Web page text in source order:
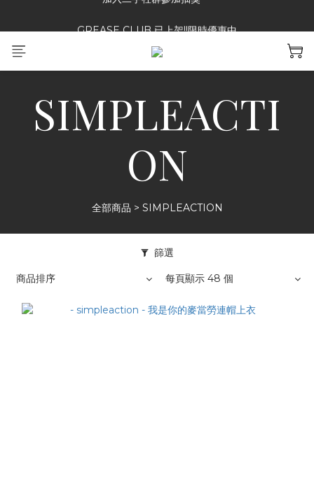
加入二手社群參加抽獎~~
SIMPLEACTI
ON
全部商品 > SIMPLEACTION
篩選
商品排序 每頁顯示 48 個